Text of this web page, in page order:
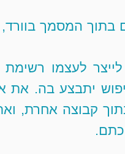
בתוך המסמך
לעצמו רשימת
יתבצע בה.
קבוצה אחרת,